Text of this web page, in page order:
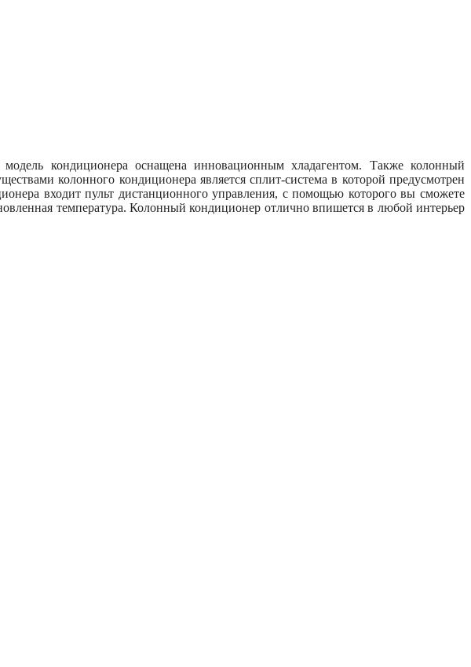
кондиционера оснащена инновационным хладагентом. Также колонный
колонного кондиционера является сплит-система в которой предусмотрен
входит пульт дистанционного управления, с помощью которого вы сможете
температура. Колонный кондиционер отлично впишется в любой интерьер